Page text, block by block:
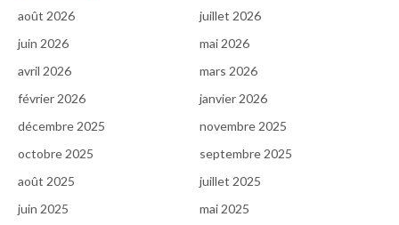
août 2026
juillet 2026
juin 2026
mai 2026
avril 2026
mars 2026
février 2026
janvier 2026
décembre 2025
novembre 2025
octobre 2025
septembre 2025
août 2025
juillet 2025
juin 2025
mai 2025